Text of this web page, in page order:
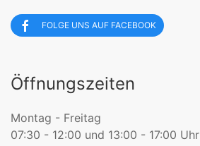
FOLGE UNS AUF FACEBOOK
Öffnungszeiten
Montag - Freitag
07:30 - 12:00 und 13:00 - 17:00 Uhr